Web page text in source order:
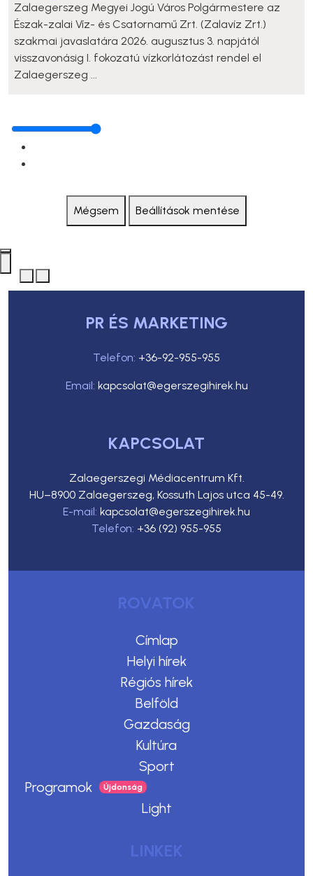
Zalaegerszeg Megyei Jogú Város Polgármestere az
Észak-zalai Víz- és Csatornamű Zrt. (Zalavíz Zrt.)
szakmai javaslatára 2026. augusztus 3. napjától
visszavonásig I. fokozatú vízkorlátozást rendel el
Zalaegerszeg ...
Mégsem Beállítások mentése
PR ÉS MARKETING
Telefon: +36-92-955-955
Email: kapcsolat@egerszegihirek.hu
KAPCSOLAT
Zalaegerszegi Médiacentrum Kft.
HU–8900 Zalaegerszeg, Kossuth Lajos utca 45-49.
E-mail: kapcsolat@egerszegihirek.hu
Telefon: +36 (92) 955-955
ROVATOK
Címlap
Helyi hírek
Régiós hírek
Belföld
Gazdaság
Kultúra
Sport
Programok
Light
LINKEK